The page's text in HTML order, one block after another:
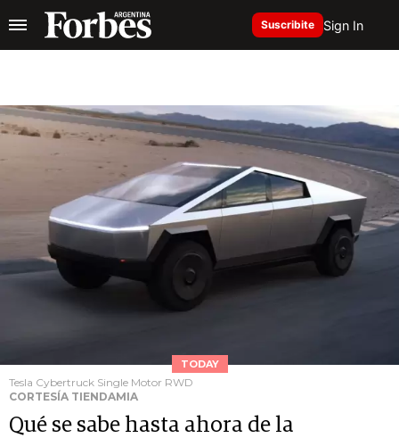
Suscribite Sign In
TODAY
Tesla Cybertruck Single Motor RWD
CORTESÍA TIENDAMIA
Qué se sabe hasta ahora de la